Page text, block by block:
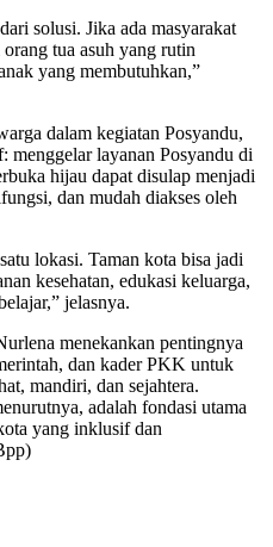
solusi. Jika ada masyarakat
tua asuh yang rutin
yang membutuhkan,”
dalam kegiatan Posyandu,
menggelar layanan Posyandu di
hijau dapat disulap menjadi
dan mudah diakses oleh
lokasi. Taman kota bisa jadi
kesehatan, edukasi keluarga,
jelasnya.
menekankan pentingnya
dan kader PKK untuk
mandiri, dan sejahtera.
adalah fondasi utama
yang inklusif dan